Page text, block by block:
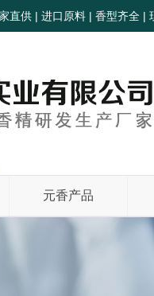
直供 | 进口原料 | 香型齐全 |
元香产品